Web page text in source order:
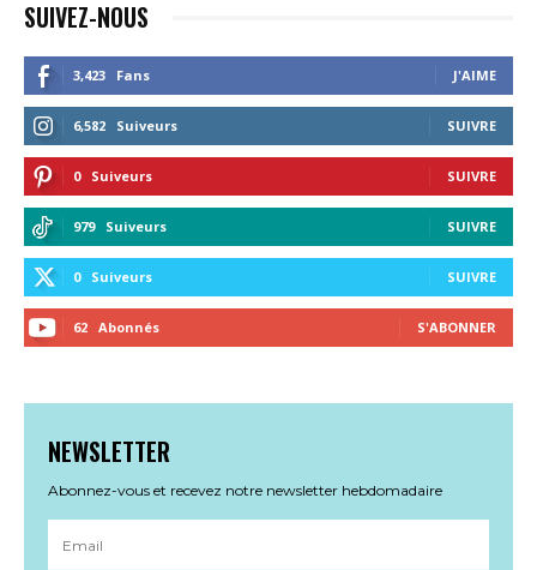
SUIVEZ-NOUS
3,423 Fans J'AIME
6,582 Suiveurs SUIVRE
0 Suiveurs SUIVRE
979 Suiveurs SUIVRE
0 Suiveurs SUIVRE
62 Abonnés S'ABONNER
NEWSLETTER
Abonnez-vous et recevez notre newsletter hebdomadaire